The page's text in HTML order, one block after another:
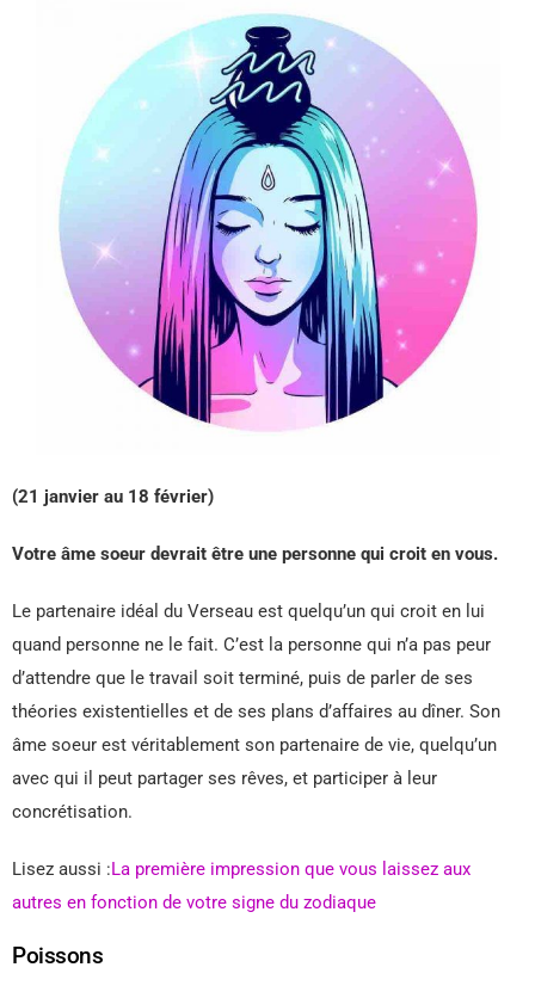
(21 janvier au 18 février)
Votre âme soeur devrait être une personne qui croit en vous.
Le partenaire idéal du Verseau est quelqu’un qui croit en lui
quand personne ne le fait. C’est la personne qui n’a pas peur
d’attendre que le travail soit terminé, puis de parler de ses
théories existentielles et de ses plans d’affaires au dîner. Son
âme soeur est véritablement son partenaire de vie, quelqu’un
avec qui il peut partager ses rêves, et participer à leur
concrétisation.
Lisez aussi :La première impression que vous laissez aux
autres en fonction de votre signe du zodiaque
Poissons